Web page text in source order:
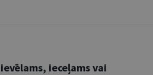
ieceļams vai